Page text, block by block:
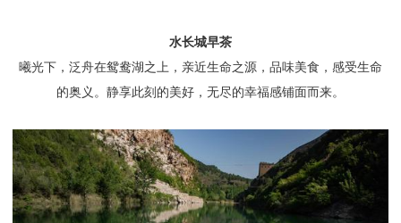
水长城早茶
曦光下，泛舟在鸳鸯湖之上，亲近生命之源，品味美食，感受生命
的奥义。静享此刻的美好，无尽的幸福感铺面而来。